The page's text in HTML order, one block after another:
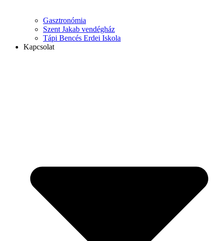
Gasztronómia
Szent Jakab vendégház
Tápi Bencés Erdei Iskola
Kapcsolat